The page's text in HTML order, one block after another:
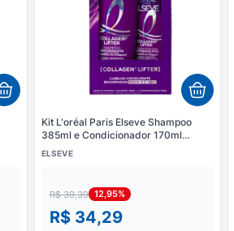
Kit L'oréal Paris Elseve Shampoo
385ml e Condicionador 170ml
Encorporador
ELSEVE
R$ 39,39 12,95%
R$ 34,29